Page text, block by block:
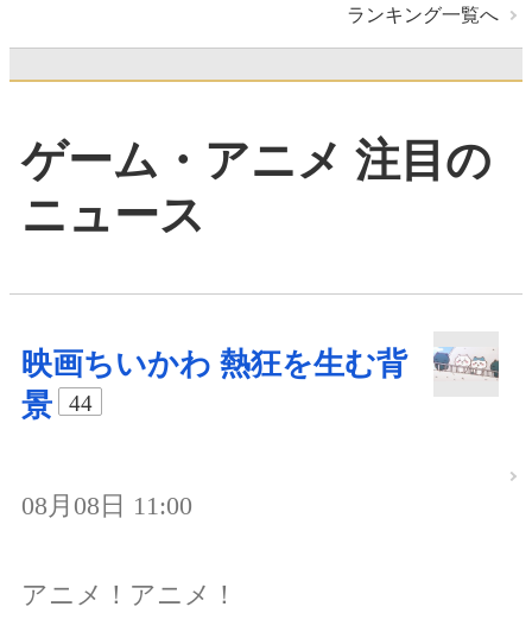
ランキング一覧へ
ゲーム・アニメ 注目の
ニュース
映画ちいかわ 熱狂を生む背
景
44
08月08日 11:00
アニメ！アニメ！